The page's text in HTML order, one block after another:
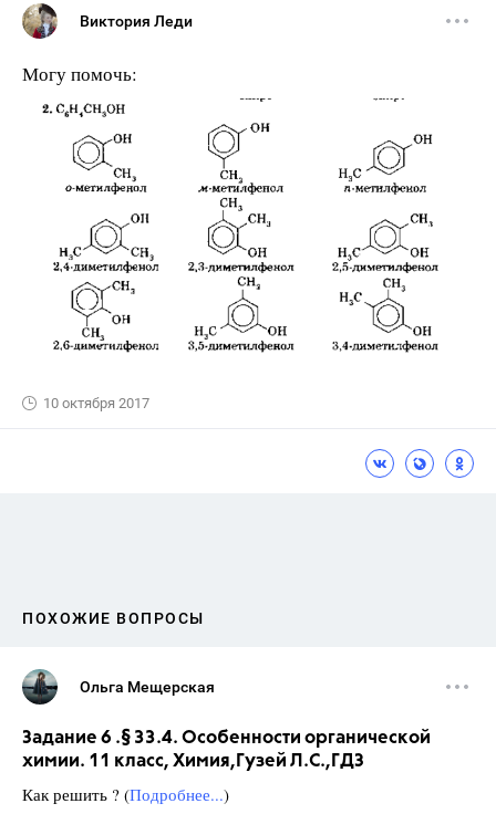
Виктория Леди
Могу помочь:
10 октября 2017
ПОХОЖИЕ ВОПРОСЫ
Ольга Мещерская
Задание 6 .§ 33.4. Особенности органической
химии. 11 класс, Химия,Гузей Л.С.,ГДЗ
Как решить ? (Подробнее...)